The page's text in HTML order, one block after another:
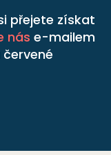
přejete získat
nás e-mailem